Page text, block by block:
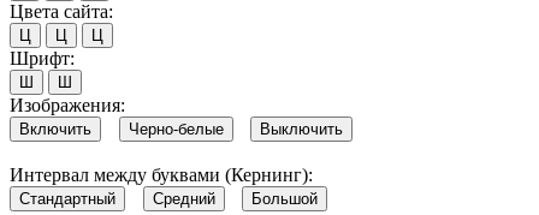
Цвета сайта:
Ц Ц Ц
Шрифт:
Ш Ш
Изображения:
Включить Черно-белые Выключить
Интервал между буквами (Кернинг):
Стандартный Средний Большой